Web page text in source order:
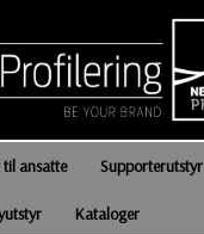
ansatte Supporterutstyr
Kataloger